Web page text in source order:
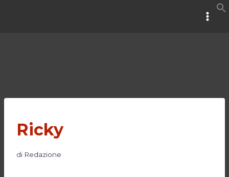
Ricky
di Redazione